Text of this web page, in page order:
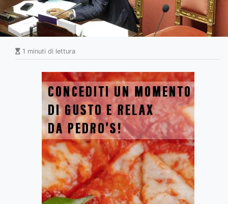
1 minuti di lettura